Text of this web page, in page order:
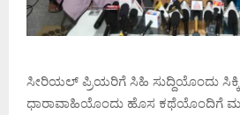
ಸೀರಿಯಲ್ ಪ್ರಿಯರಿಗೆ ಸಿಹಿ ಸುದ್ದಿಯೊಂದು
ಧಾರಾವಾಹಿಯೊಂದು ಹೊಸ ಕಥೆಯೊಂದಿಗೆ